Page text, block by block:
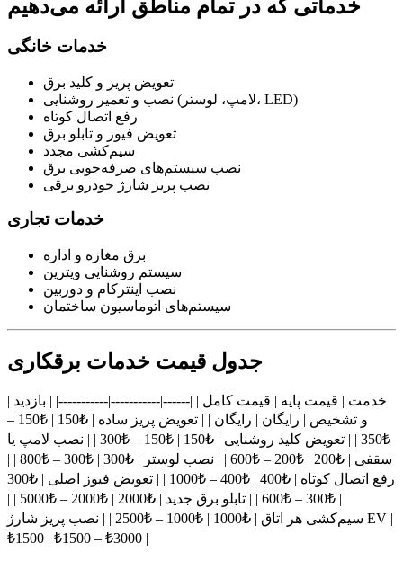
خدماتی که در تمام مناطق ارائه می‌دهیم
خدمات خانگی
تعویض پریز و کلید برق
نصب و تعمیر روشنایی (لامپ، لوستر، LED)
رفع اتصال کوتاه
تعویض فیوز و تابلو برق
سیم‌کشی مجدد
نصب سیستم‌های صرفه‌جویی برق
نصب پریز شارژ خودرو برقی
خدمات تجاری
برق مغازه و اداره
سیستم روشنایی ویترین
نصب اینترکام و دوربین
سیستم‌های اتوماسیون ساختمان
جدول قیمت خدمات برقکاری
| خدمت | قیمت پایه | قیمت کامل | |------|-----------|-----------| | بازدید
و تشخیص | رایگان | رایگان | | تعویض پریز ساده | ₺150 | ₺150 –
₺350 | | تعویض کلید روشنایی | ₺150 | ₺150 – ₺300 | | نصب لامپ یا
سقفی | ₺200 | ₺200 – ₺600 | | نصب لوستر | ₺300 | ₺300 – ₺800 | |
رفع اتصال کوتاه | ₺400 | ₺400 – ₺1000 | | تعویض فیوز اصلی | ₺300
| ₺300 – ₺600 | | تابلو برق جدید | ₺2000 | ₺2000 – ₺5000 | |
سیم‌کشی هر اتاق | ₺1000 | ₺1000 – ₺2500 | | نصب پریز شارژ EV |
₺1500 | ₺1500 – ₺3000 |